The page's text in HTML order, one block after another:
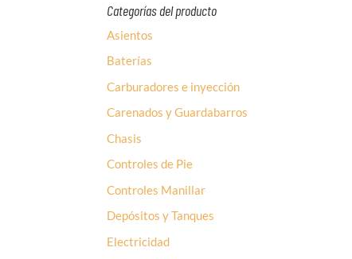
Categorías del producto
Asientos
Baterías
Carburadores e inyección
Carenados y Guardabarros
Chasis
Controles de Pie
Controles Manillar
Depósitos y Tanques
Electricidad